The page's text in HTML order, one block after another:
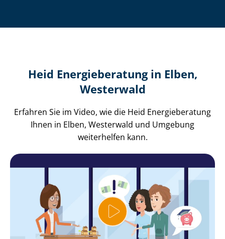
Heid Energieberatung in Elben,
Westerwald
Erfahren Sie im Video, wie die Heid Energieberatung
Ihnen in Elben, Westerwald und Umgebung
weiterhelfen kann.